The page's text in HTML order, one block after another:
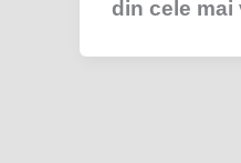
din cele mai